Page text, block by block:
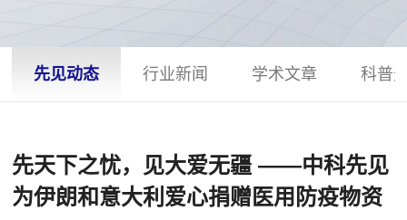
先见动态 行业新闻 学术文章 科普
先天下之忧，见大爱无疆 ——中科先见
为伊朗和意大利爱心捐赠医用防疫物资